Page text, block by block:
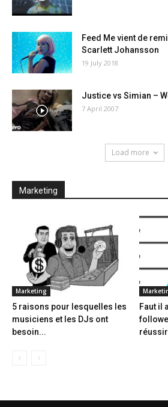
Feed Me vient de
Scarlett Johansson
19 July 2018
Justice vs Simian –
7 April 2007
Load more
Marketing
Marketing
5 raisons pour lesquelles les
musiciens et les DJs ont
besoin...
Faut il